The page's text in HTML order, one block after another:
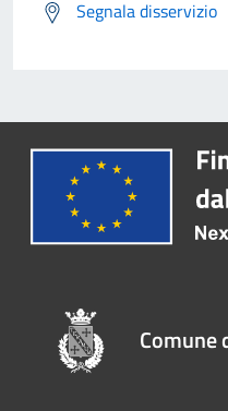
Segnala disservizio
Comune